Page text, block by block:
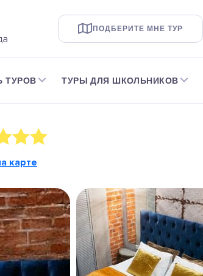
ПОДБЕРИТЕ МНЕ ТУР
ТУРОВ ТУРЫ ДЛЯ ШКОЛЬНИКОВ
карте